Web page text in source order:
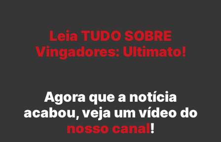
Leia TUDO SOBRE
Vingadores: Ultimato!
Agora que a notícia
acabou, veja um vídeo do
nosso canal!